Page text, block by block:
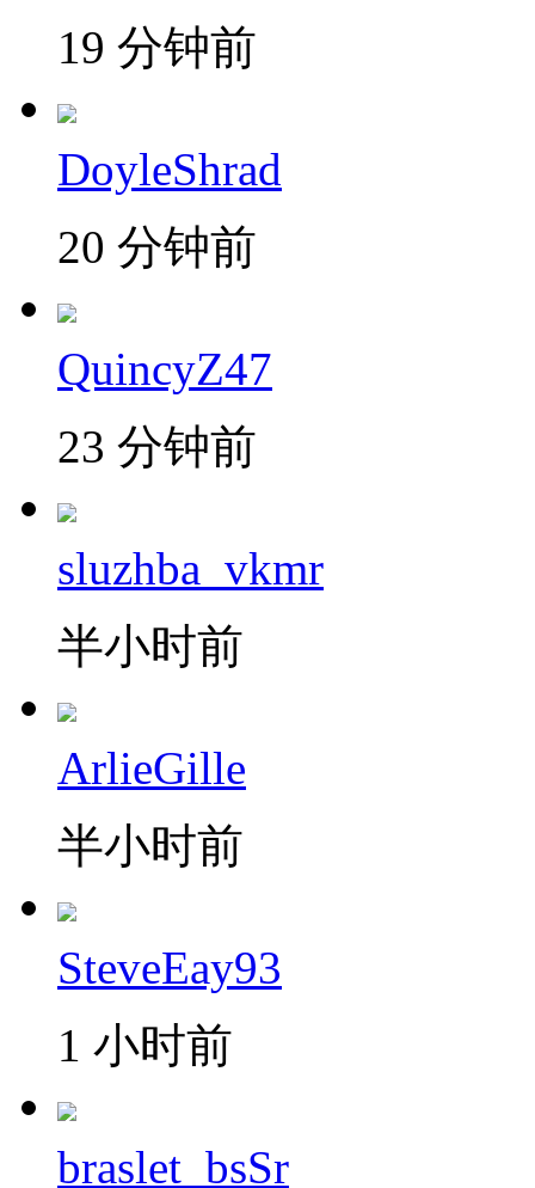
19 分钟前
DoyleShrad
20 分钟前
QuincyZ47
23 分钟前
sluzhba_vkmr
半小时前
ArlieGille
半小时前
SteveEay93
1 小时前
braslet_bsSr